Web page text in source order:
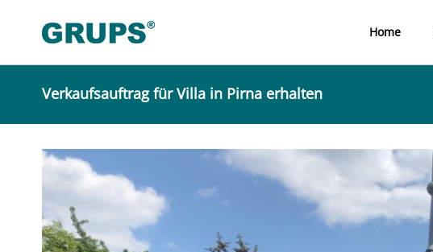
Home
Verkaufsauftrag für Villa in Pirna erhalten